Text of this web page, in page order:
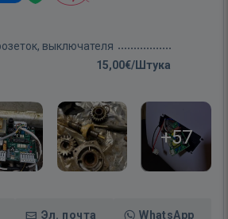
выключателя
15,00€/Штука
+57
Эл. почта WhatsApp